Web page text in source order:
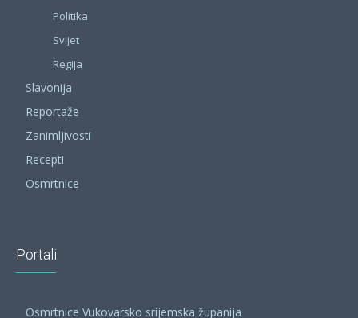
Politika
Svijet
Regija
Slavonija
Reportaže
Zanimljivosti
Recepti
Osmrtnice
Portali
Osmrtnice Vukovarsko srijemska županija